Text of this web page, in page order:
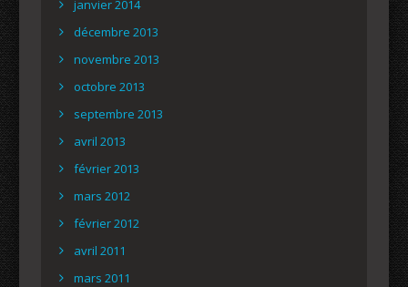
janvier 2014
décembre 2013
novembre 2013
octobre 2013
septembre 2013
avril 2013
février 2013
mars 2012
février 2012
avril 2011
mars 2011